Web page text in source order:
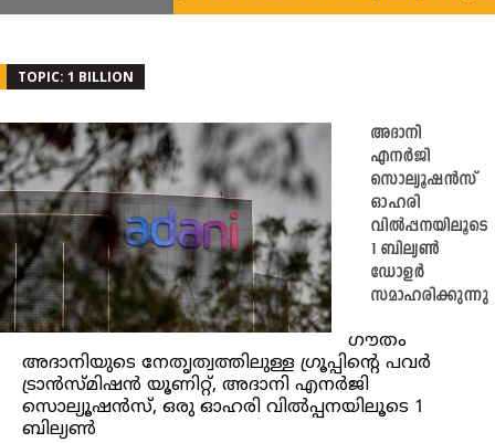
TOPIC: 1 BILLION
അദാനി
എനർജി
സൊല്യൂഷൻസ്
ഓഹരി
വിൽപ്പനയിലൂടെ
1 ബില്യൺ
ഡോളർ
സമാഹരിക്കുന്നു
ഗൗതം
അദാനിയുടെ നേതൃത്വത്തിലുള്ള ഗ്രൂപ്പിൻ്റെ പവർ
ട്രാൻസ്മിഷൻ യൂണിറ്റ്, അദാനി എനർജി
സൊല്യൂഷൻസ്, ഒരു ഓഹരി വിൽപ്പനയിലൂടെ 1
ബില്യൺ